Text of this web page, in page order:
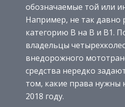
обозначаемые той или
Например, не так давно
категорию В на В и В1.
владельцы
внедорожного
средства нередко
том, какие права нужны
2018 году.